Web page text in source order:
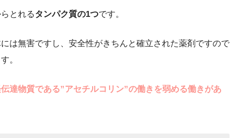
とれるタンパク質の1つです。
は無害ですし、安全性がきちんと確立された薬剤ですので
。
達物質である”アセチルコリン”の働きを弱める働きがあ